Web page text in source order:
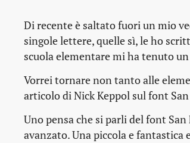
Di recente è saltato fuori un mio
singole lettere, quelle sì, le ho
scuola elementare mi ha tenuto
Vorrei tornare non tanto alle
articolo di Nick Keppol sul font
Uno pensa che si parli del font
avanzato. Una piccola e fantastica